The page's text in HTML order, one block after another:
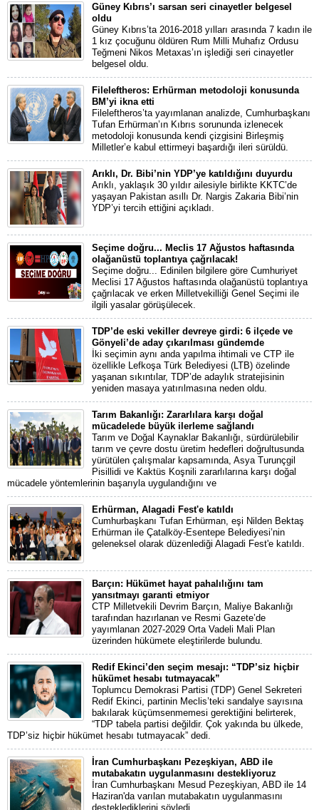
Güney Kıbrıs’ı sarsan seri cinayetler belgesel
oldu
Güney Kıbrıs’ta 2016-2018 yılları arasında 7 kadın ile
1 kız çocuğunu öldüren Rum Milli Muhafız Ordusu
Teğmeni Nikos Metaxas’ın işlediği seri cinayetler
belgesel oldu.
Fileleftheros: Erhürman metodoloji konusunda
BM’yi ikna etti
Fileleftheros’ta yayımlanan analizde, Cumhurbaşkanı
Tufan Erhürman’ın Kıbrıs sorununda izlenecek
metodoloji konusunda kendi çizgisini Birleşmiş
Milletler’e kabul ettirmeyi başardığı ileri sürüldü.
Arıklı, Dr. Bibi’nin YDP’ye katıldığını duyurdu
Arıklı, yaklaşık 30 yıldır ailesiyle birlikte KKTC’de
yaşayan Pakistan asıllı Dr. Nargis Zakaria Bibi’nin
YDP’yi tercih ettiğini açıkladı.
Seçime doğru... Meclis 17 Ağustos haftasında
olağanüstü toplantıya çağrılacak!
Seçime doğru... Edinilen bilgilere göre Cumhuriyet
Meclisi 17 Ağustos haftasında olağanüstü toplantıya
çağrılacak ve erken Milletvekilliği Genel Seçimi ile
ilgili yasalar görüşülecek.
TDP’de eski vekiller devreye girdi: 6 ilçede ve
Gönyeli’de aday çıkarılması gündemde
İki seçimin aynı anda yapılma ihtimali ve CTP ile
özellikle Lefkoşa Türk Belediyesi (LTB) özelinde
yaşanan sıkıntılar, TDP’de adaylık stratejisinin
yeniden masaya yatırılmasına neden oldu.
Tarım Bakanlığı: Zararlılara karşı doğal
mücadelede büyük ilerleme sağlandı
Tarım ve Doğal Kaynaklar Bakanlığı, sürdürülebilir
tarım ve çevre dostu üretim hedefleri doğrultusunda
yürütülen çalışmalar kapsamında, Asya Turunçgil
Pisillidi ve Kaktüs Koşnili zararlılarına karşı doğal
mücadele yöntemlerinin başarıyla uygulandığını ve
Erhürman, Alagadi Fest'e katıldı
Cumhurbaşkanı Tufan Erhürman, eşi Nilden Bektaş
Erhürman ile Çatalköy-Esentepe Belediyesi’nin
geleneksel olarak düzenlediği Alagadi Fest'e katıldı.
Barçın: Hükümet hayat pahalılığını tam
yansıtmayı garanti etmiyor
CTP Milletvekili Devrim Barçın, Maliye Bakanlığı
tarafından hazırlanan ve Resmi Gazete’de
yayımlanan 2027-2029 Orta Vadeli Mali Plan
üzerinden hükümete eleştirilerde bulundu.
Redif Ekinci’den seçim mesajı: “TDP’siz hiçbir
hükümet hesabı tutmayacak”
Toplumcu Demokrasi Partisi (TDP) Genel Sekreteri
Redif Ekinci, partinin Meclis’teki sandalye sayısına
bakılarak küçümsenmemesi gerektiğini belirterek,
“TDP tabela partisi değildir. Çok yakında bu ülkede,
TDP’siz hiçbir hükümet hesabı tutmayacak” dedi.
İran Cumhurbaşkanı Pezeşkiyan, ABD ile
mutabakatın uygulanmasını destekliyoruz
İran Cumhurbaşkanı Mesud Pezeşkiyan, ABD ile 14
Haziran'da varılan mutabakatın uygulanmasını
desteklediklerini söyledi.